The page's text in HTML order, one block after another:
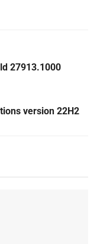
27913.1000
version 22H2